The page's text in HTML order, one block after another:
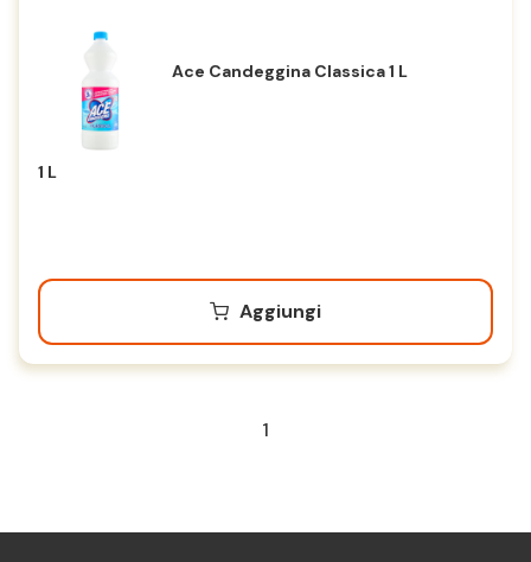
Ace Candeggina Classica 1 L
1 L
Aggiungi
1